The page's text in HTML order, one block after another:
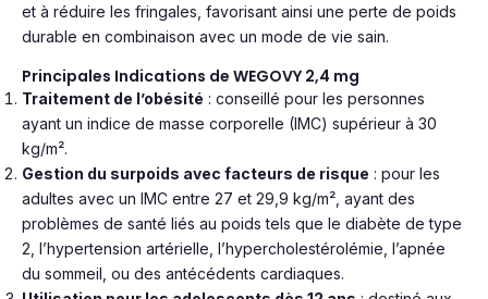
et à réduire les fringales, favorisant ainsi une perte de poids
durable en combinaison avec un mode de vie sain.
Principales Indications de WEGOVY 2,4 mg
Traitement de l’obésité : conseillé pour les personnes
ayant un indice de masse corporelle (IMC) supérieur à 30
kg/m².
Gestion du surpoids avec facteurs de risque : pour les
adultes avec un IMC entre 27 et 29,9 kg/m², ayant des
problèmes de santé liés au poids tels que le diabète de type
2, l’hypertension artérielle, l’hypercholestérolémie, l’apnée
du sommeil, ou des antécédents cardiaques.